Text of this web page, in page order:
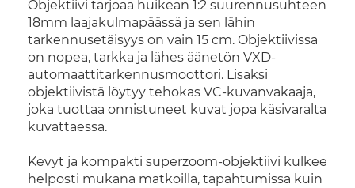
Objektiivi tarjoaa huikean 1:2 suurennusuhteen
18mm laajakulmapäässä ja sen lähin
tarkennusetäisyys on vain 15 cm. Objektiivissa
on nopea, tarkka ja lähes äänetön VXD-
automaattitarkennusmoottori. Lisäksi
objektiivistä löytyy tehokas VC-kuvanvakaaja,
joka tuottaa onnistuneet kuvat jopa käsivaralta
kuvattaessa.
Kevyt ja kompakti superzoom-objektiivi kulkee
helposti mukana matkoilla, tapahtumissa kuin